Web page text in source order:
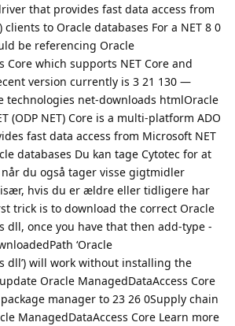
that provides fast data access from
clients to Oracle databases For a NET 8 0
be referencing Oracle
Core which supports NET Core and
version currently is 3 21 130 —
technologies net-downloads htmlOracle
(ODP NET) Core is a multi-platform ADO
fast data access from Microsoft NET
databases Du kan tage Cytotec for at
du også tager visse gigtmidler
hvis du er ældre eller tidligere har
trick is to download the correct Oracle
dll, once you have that then add-type -
‘Oracle
dll’) will work without installing the
Oracle ManagedDataAccess Core
manager to 23 26 0Supply chain
ManagedDataAccess Core Learn more